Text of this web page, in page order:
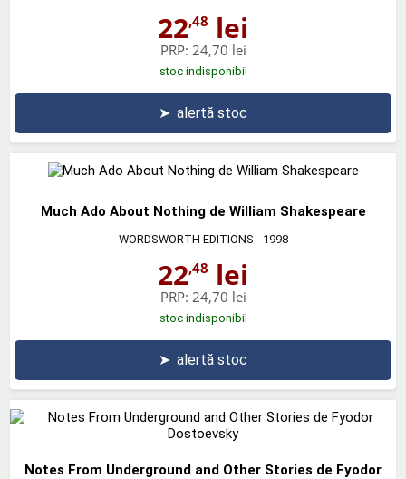
22,48 lei
PRP: 24,70 lei
stoc indisponibil
➤ alertă stoc
Much Ado About Nothing de William Shakespeare
WORDSWORTH EDITIONS - 1998
22,48 lei
PRP: 24,70 lei
stoc indisponibil
➤ alertă stoc
Notes From Underground and Other Stories de Fyodor